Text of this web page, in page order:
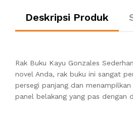
Deskripsi Produk
Rak Buku Kayu Gonzales
novel Anda, rak buku ini sangat
persegi panjang dan
panel belakang yang pas dengan